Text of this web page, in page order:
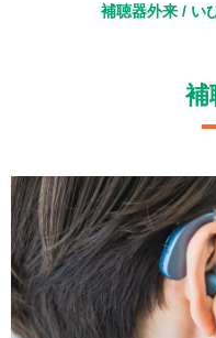
補聴器外来 / い
補